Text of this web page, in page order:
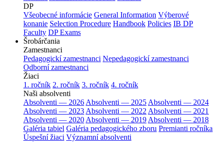
DP
Všeobecné informácie General Information Výberové
konanie Selection Procedure Handbook Policies IB DP
Faculty DP Exams
Šrobárčania
Zamestnanci
Pedagogickí zamestnanci Nepedagogickí zamestnanci
Odborní zamestnanci
Žiaci
1. ročník 2. ročník 3. ročník 4. ročník
Naši absolventi
Absolventi — 2026 Absolventi — 2025 Absolventi — 2024
Absolventi — 2023 Absolventi — 2022 Absolventi — 2021
Absolventi — 2020 Absolventi — 2019 Absolventi — 2018
Galéria tabiel Galéria pedagogického zboru Premianti ročníka
Úspešní žiaci Významní absolventi